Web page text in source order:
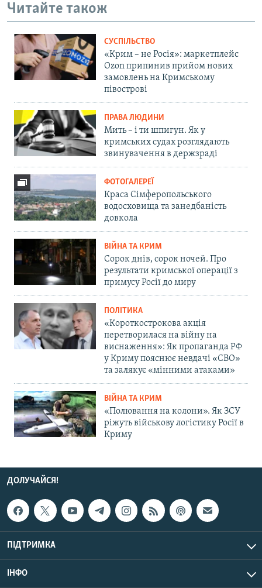
Читайте також
СУСПІЛЬСТВО
«Крим – не Росія»: маркетплейс
Ozon припинив прийом нових
замовлень на Кримському
півострові
ПРАВА ЛЮДИНИ
Мить – і ти шпигун. Як у
кримських судах розглядають
звинувачення в держзраді
ФОТОГАЛЕРЕЇ
Краса Сімферопольського
водосховища та занедбаність
довкола
ВІЙНА ТА КРИМ
Сорок днів, сорок ночей. Про
результати кримської операції з
примусу Росії до миру
ПОЛІТИКА
«Короткострокова акція
перетворилася на війну на
виснаження»: Як пропаганда РФ
у Криму пояснює невдачі «СВО»
та залякує «мінними атаками»
ВІЙНА ТА КРИМ
«Полювання на колони». Як ЗСУ
ріжуть військову логістику Росії в
Криму
ДОЛУЧАЙСЯ!
ПІДТРИМКА
ІНФО